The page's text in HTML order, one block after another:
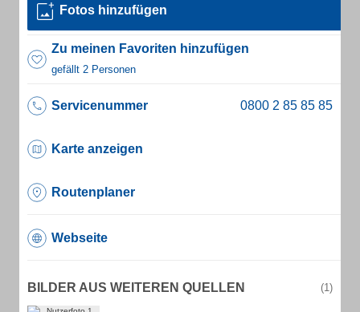
Fotos hinzufügen
Zu meinen Favoriten hinzufügen
gefällt 2 Personen
Servicenummer
Karte anzeigen
Routenplaner
Webseite
BILDER AUS WEITEREN QUELLEN (1)